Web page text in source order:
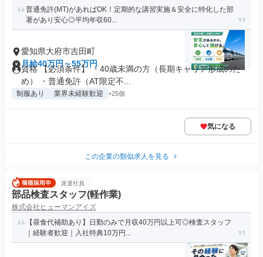
普通免許(MT)があればOK！定期的な講習実施＆安全に特化した部
署があり安心◎平均年収60...
愛知県大府市吉田町
月給40万円～55万円
資格 【必須条件】 ・40歳未満の方（長期キャリア形成のた
め） ・普通免許（AT限定不...
制服あり 業界未経験歓迎 +25個
気になる
この企業の類似求人を見る
派遣社員
部品検査スタッフ(軽作業)
株式会社ヒューマンアイズ
【昼食代補助あり】日勤のみで月収40万円以上可◎検査スタッフ
｜経験者歓迎｜入社特典10万円...